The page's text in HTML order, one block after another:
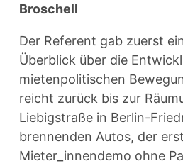
Broschell
Der Referent gab zuerst
Überblick über die
mietenpolitischen
reicht zurück bis zur
Liebigstraße in Berlin-
brennenden Autos, der
Mieter_innendemo ohne